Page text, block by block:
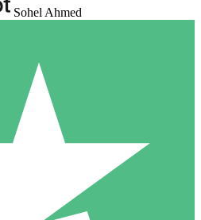
Sohel Ahmed